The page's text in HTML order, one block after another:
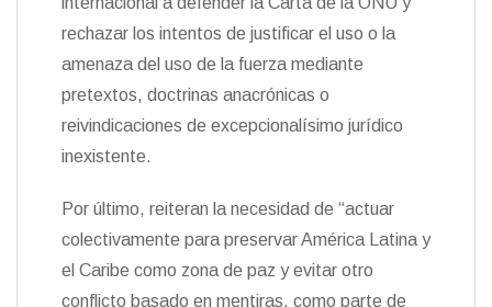
rechazar los intentos de justificar el uso o la
amenaza del uso de la fuerza mediante
pretextos, doctrinas anacrónicas o
reivindicaciones de excepcionalísimo jurídico
inexistente.
Por último, reiteran la necesidad de “actuar
colectivamente para preservar América Latina y
el Caribe como zona de paz y evitar otro
conflicto basado en mentiras, como parte de